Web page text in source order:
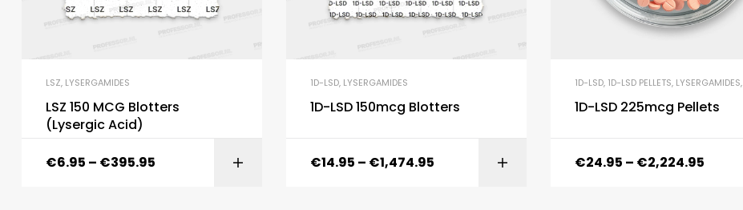
LSZ, LYSERGAMIDES
LSZ 150 MCG Blotters
(Lysergic Acid)
€6.95 – €395.95 SELECT OPTIONS
1D-LSD, LYSERGAMIDES
1D-LSD 150mcg Blotters
€14.95 – €1,474.95 SELECT OPTIONS
1D-LSD, 1D-LSD PELLETS, LYSERGAMIDES,
1D-LSD 225mcg Pellets
€24.95 – €2,224.95